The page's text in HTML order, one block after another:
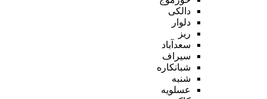
دالکی
دلوار
ریز
سعدآباد
سیراف
شبانکاره
شنبه
عسلویه